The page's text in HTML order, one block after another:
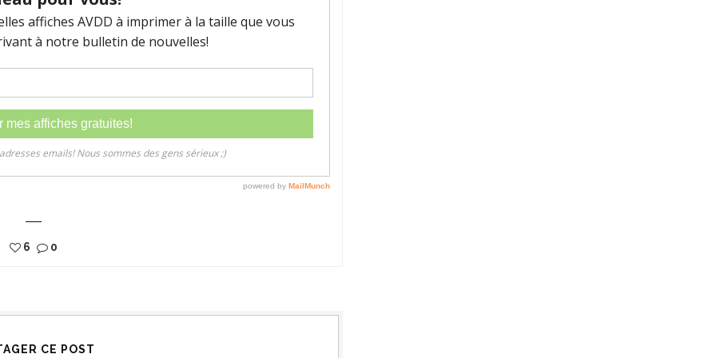
6 0
CE POST